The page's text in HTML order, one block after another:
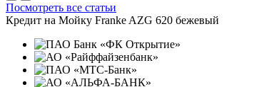
Посмотреть все статьи
Кредит на Мойку Franke AZG 620 бежевый